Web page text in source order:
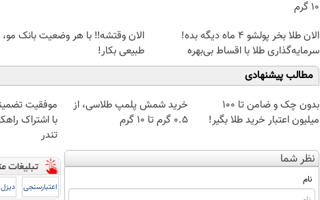
۱۰ گرم
الان طلا بخر پولشو 4 ماه دیگه بده!
سرمایه‌گذاری طلا با اقساط بی‌بهره
الان وقتشه‼️ با هر وضعیت بانک
طبیعی بکار!
مطالب پیشنهادی
بدون چک و ضامن تا 100
میلیون اعتبار خرید طلا بگیر!
خرید شمش پلمپ طلاسی، از
۰.۵ گرم تا ۱۰ گرم
موفقیت
با اشتراک
تندر
نظر شما
نام
اعتبارسنجی دیزل